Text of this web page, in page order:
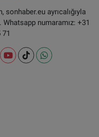
ayrıcalığıyla
numaramız: +31
71